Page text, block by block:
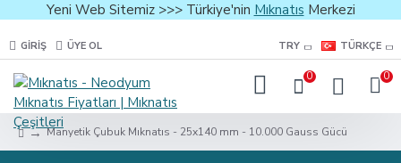
Yeni Web Sitemiz >>> Türkiye'nin Mıknatıs Merkezi
GIRIŞ ÜYE OL TRY TÜRKÇE
0 0
Manyetik Çubuk Mıknatıs - 25x140 mm - 10.000 Gauss Gücü